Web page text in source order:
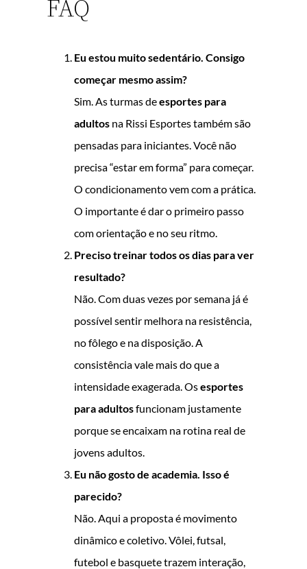
FAQ
Eu estou muito sedentário. Consigo
começar mesmo assim?
Sim. As turmas deesportes para
adultos na Rissi Esportes também são
pensadas para iniciantes. Você não
precisa “estar em forma” para começar.
O condicionamento vem com a prática.
O importante é dar o primeiro passo
com orientação e no seu ritmo.
Preciso treinar todos os dias para ver
resultado?
Não. Com duas vezes por semana já é
possível sentir melhora na resistência,
no fôlego e na disposição. A
consistência vale mais do que a
intensidade exagerada. Osesportes
para adultosfuncionam justamente
porque se encaixam na rotina real de
jovens adultos.
Eu não gosto de academia. Isso é
parecido?
Não. Aqui a proposta é movimento
dinâmico e coletivo. Vôlei, futsal,
futebol e basquete trazem interação,